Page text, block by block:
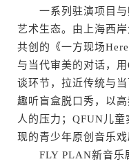
一系列驻演项目与
艺术生态。由上海西
共创的《一方现场
与当代审美的对话，
谈环节，拉近传统与
趣听盲盒脱口秀，以
人的压力；QFUN儿
现的青少年原创音乐
FLY PLAN新音乐